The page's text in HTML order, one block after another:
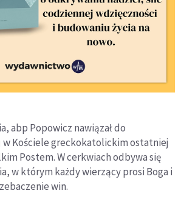
abp Popowicz nawiązał do
w Kościele greckokatolickim ostatniej
Postem. W cerkwiach odbywa się
w którym każdy wierzący prosi Boga i
win.